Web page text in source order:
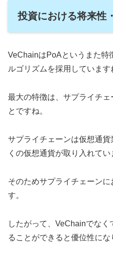
投資における将来性
VeChainはPoAというまた特
ルゴリズムを採用しています
最大の特徴は、サプライチ
とですね。
サプライチェーンは仮想通
くの仮想通貨が取り入れてい
そのためサプライチェーン
す。
したがって、VeChainでな
ることができると優位性にな